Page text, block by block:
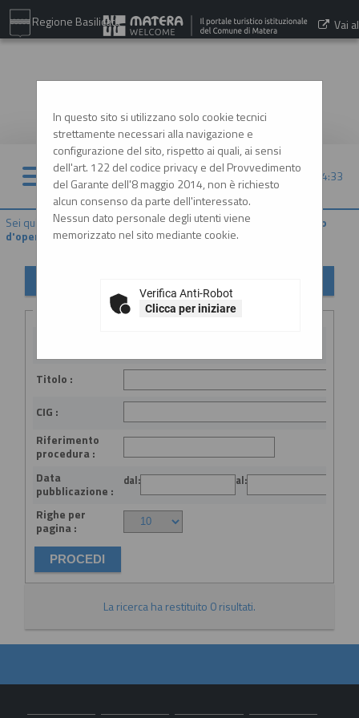
Regione Basilicata Vai al
10/08/2026 14:33
Sei qui: Home»Procedure d'appalto e contratti»Varianti in corso
d'opera
In questo sito si utilizzano solo cookie tecnici
strettamente necessari alla navigazione e
configurazione del sito, rispetto ai quali, ai sensi
dell'art. 122 del codice privacy e del Provvedimento
del Garante dell'8 maggio 2014, non è richiesto
alcun consenso da parte dell'interessato.
Nessun dato personale degli utenti viene
memorizzato nel sito mediante cookie.
Verifica Anti-Robot
Clicca per iniziare
Criteri di ricerca
Titolo :
CIG :
Riferimento
procedura :
Data
pubblicazione :
dal: al:
Righe per
pagina :
La ricerca ha restituito 0 risultati.